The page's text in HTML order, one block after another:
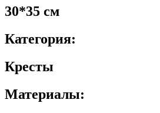
30*35 см
Категория:
Кресты
Материалы: